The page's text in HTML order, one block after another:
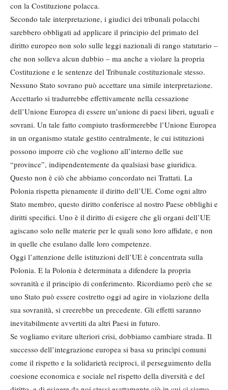
con la Costituzione polacca.
Secondo tale interpretazione, i giudici dei tribunali polacchi
sarebbero obbligati ad applicare il principio del primato del
diritto europeo non solo sulle leggi nazionali di rango statutario –
che non solleva alcun dubbio – ma anche a violare la propria
Costituzione e le sentenze del Tribunale costituzionale stesso.
Nessuno Stato sovrano può accettare una simile interpretazione.
Accettarlo si tradurrebbe effettivamente nella cessazione
dell’Unione Europea di essere un’unione di paesi liberi, uguali e
sovrani. Un tale fatto compiuto trasformerebbe l’Unione Europea
in un organismo statale gestito centralmente, le cui istituzioni
possono imporre ciò che vogliono all’interno delle sue
“province”, indipendentemente da qualsiasi base giuridica.
Questo non è ciò che abbiamo concordato nei Trattati. La
Polonia rispetta pienamente il diritto dell’UE. Come ogni altro
Stato membro, questo diritto conferisce al nostro Paese obblighi e
diritti specifici. Uno è il diritto di esigere che gli organi dell’UE
agiscano solo nelle materie per le quali sono loro affidate, e non
in quelle che esulano dalle loro competenze.
Oggi l’attenzione delle istituzioni dell’UE è concentrata sulla
Polonia. E la Polonia è determinata a difendere la propria
sovranità e il principio di conferimento. Ricordiamo però che se
uno Stato può essere costretto oggi ad agire in violazione della
sua sovranità, si creerebbe un precedente. Gli effetti saranno
inevitabilmente avvertiti da altri Paesi in futuro.
Se vogliamo evitare ulteriori crisi, dobbiamo cambiare strada. Il
successo dell’integrazione europea si basa su princìpi comuni
come il rispetto e la solidarietà reciproci, il perseguimento della
coesione economica e sociale nel rispetto della diversità e del